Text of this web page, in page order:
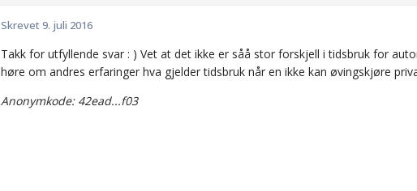
Skrevet9. juli 2016
Takk for utfyllende svar : ) Vet at det ikke er såå stor forskjell i tidsbruk for
høre om andres erfaringer hva gjelder tidsbruk når en ikke kan øvingskjøre
Anonymkode: 42ead...f03